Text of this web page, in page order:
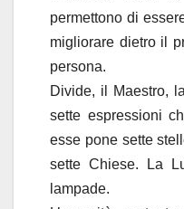
permettono di
migliorare dietro il
persona.
Divide, il Maestro,
sette espressioni
esse pone sette
sette Chiese. La
lampade.